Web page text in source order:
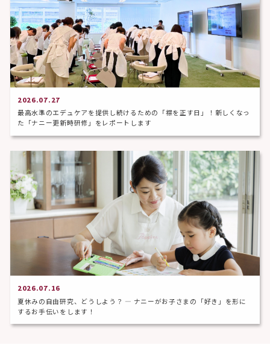
2026.07.27
最高水準のエデュケアを提供し続けるための「襟を正す日」！新しくなっ
た「ナニー更新時研修」をレポートします
2026.07.16
夏休みの自由研究、どうしよう？ ― ナニーがお子さまの「好き」を形に
するお手伝いをします！